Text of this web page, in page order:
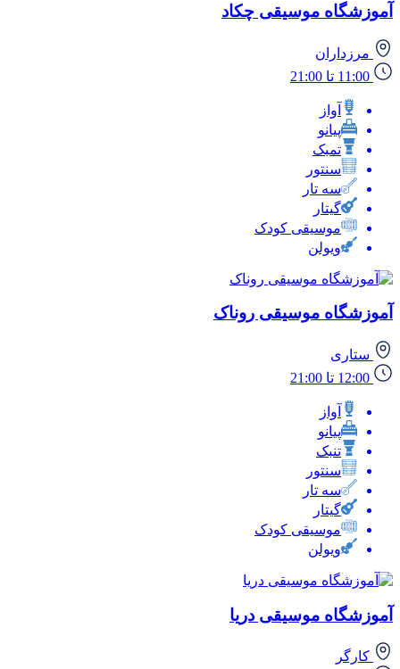
آموزشگاه موسیقی چکاد
مرزداران
11:00 تا 21:00
آواز
پیانو
تمبک
سنتور
سه تار
گیتار
موسیقی کودک
ویولن
آموزشگاه موسیقی روناک
ستاری
12:00 تا 21:00
آواز
پیانو
تنبک
سنتور
سه تار
گیتار
موسیقی کودک
ویولن
آموزشگاه موسیقی دریا
کارگر